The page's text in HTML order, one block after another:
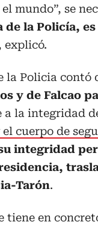
mundo”, se
de la Policía,
explicó.
la Policia contó
y de Falcao
a la integridad
cuerpo de
integridad
Tarón.
tiene en